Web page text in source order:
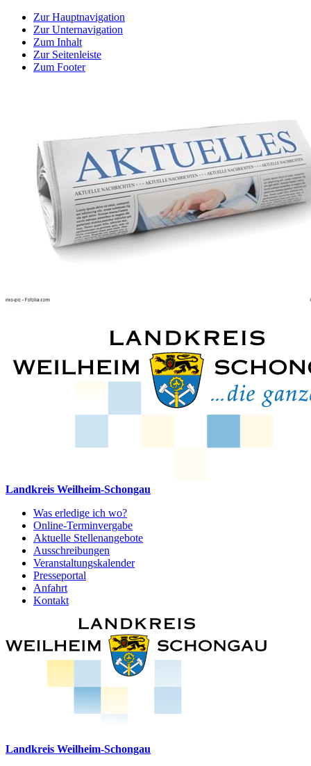
Zur Hauptnavigation
Zur Unternavigation
Zum Inhalt
Zur Seitenleiste
Zum Footer
Landkreis Weilheim-Schongau
Was erledige ich wo?
Online-Terminvergabe
Aktuelle Stellenangebote
Ausschreibungen
Veranstaltungskalender
Presseportal
Anfahrt
Kontakt
Landkreis Weilheim-Schongau